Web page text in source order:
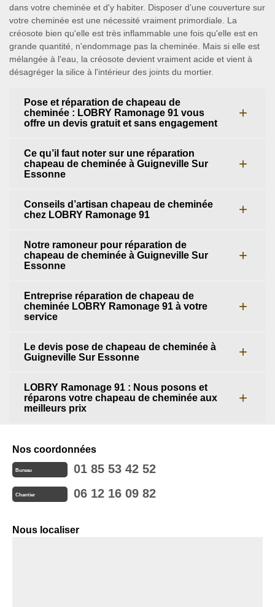
dans votre cheminée et d'y habiter. Disposer d’une couverture sur
votre cheminée est une nécessité vraiment primordiale. La
créosote bien qu'elle est très inflammable une fois qu'elle est en
grande quantité, n'endommage pas la cheminée. Mais si elle est
mélangée à l'eau, la créosote devient vraiment acide et vient à
désagréger la silice à l'intérieur des joints du mortier.
Pose et réparation de chapeau de
cheminée : LOBRY Ramonage 91 vous
offre un devis gratuit et sans engagement
Ce qu’il faut noter sur une réparation
chapeau de cheminée à Guigneville Sur
Essonne
Conseils d’artisan chapeau de cheminée
chez LOBRY Ramonage 91
Notre ramoneur pour réparation de
chapeau de cheminée à Guigneville Sur
Essonne
Entreprise réparation de chapeau de
cheminée LOBRY Ramonage 91 à votre
service
Le devis pose de chapeau de cheminée à
Guigneville Sur Essonne
LOBRY Ramonage 91 : Nous posons et
réparons votre chapeau de cheminée aux
meilleurs prix
Nos coordonnées
Bureau 01 85 53 42 52
Chantier 06 12 16 09 82
Nous localiser